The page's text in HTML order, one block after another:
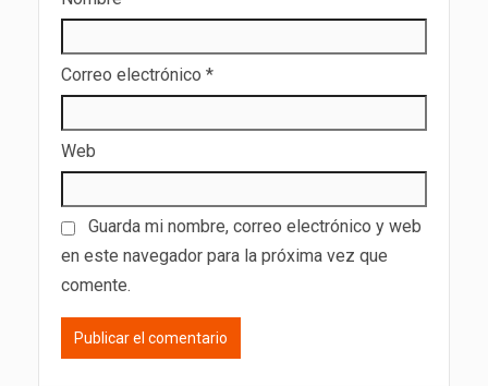
Correo electrónico *
Web
Guarda mi nombre, correo electrónico y web
en este navegador para la próxima vez que
comente.